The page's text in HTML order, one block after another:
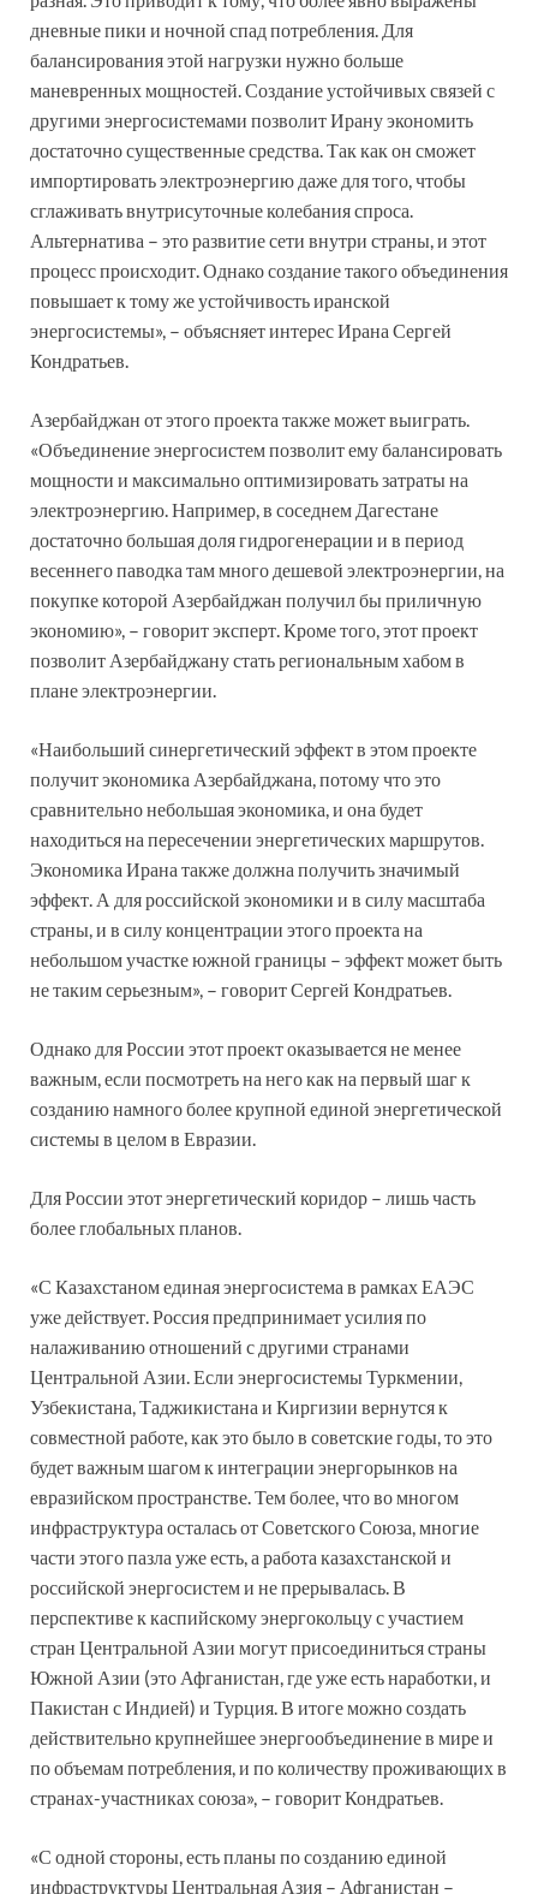
дневные пики и ночной спад потребления. Для
балансирования этой нагрузки нужно больше
маневренных мощностей. Создание устойчивых связей с
другими энергосистемами позволит Ирану экономить
достаточно существенные средства. Так как он сможет
импортировать электроэнергию даже для того, чтобы
сглаживать внутрисуточные колебания спроса.
Альтернатива – это развитие сети внутри страны, и этот
процесс происходит. Однако создание такого объединения
повышает к тому же устойчивость иранской
энергосистемы», – объясняет интерес Ирана Сергей
Кондратьев.
Азербайджан от этого проекта также может выиграть.
«Объединение энергосистем позволит ему балансировать
мощности и максимально оптимизировать затраты на
электроэнергию. Например, в соседнем Дагестане
достаточно большая доля гидрогенерации и в период
весеннего паводка там много дешевой электроэнергии, на
покупке которой Азербайджан получил бы приличную
экономию», – говорит эксперт. Кроме того, этот проект
позволит Азербайджану стать региональным хабом в
плане электроэнергии.
«Наибольший синергетический эффект в этом проекте
получит экономика Азербайджана, потому что это
сравнительно небольшая экономика, и она будет
находиться на пересечении энергетических маршрутов.
Экономика Ирана также должна получить значимый
эффект. А для российской экономики и в силу масштаба
страны, и в силу концентрации этого проекта на
небольшом участке южной границы – эффект может быть
не таким серьезным», – говорит Сергей Кондратьев.
Однако для России этот проект оказывается не менее
важным, если посмотреть на него как на первый шаг к
созданию намного более крупной единой энергетической
системы в целом в Евразии.
Для России этот энергетический коридор – лишь часть
более глобальных планов.
«С Казахстаном единая энергосистема в рамках ЕАЭС
уже действует. Россия предпринимает усилия по
налаживанию отношений с другими странами
Центральной Азии. Если энергосистемы Туркмении,
Узбекистана, Таджикистана и Киргизии вернутся к
совместной работе, как это было в советские годы, то это
будет важным шагом к интеграции энергорынков на
евразийском пространстве. Тем более, что во многом
инфраструктура осталась от Советского Союза, многие
части этого пазла уже есть, а работа казахстанской и
российской энергосистем и не прерывалась. В
перспективе к каспийскому энергокольцу с участием
стран Центральной Азии могут присоединиться страны
Южной Азии (это Афганистан, где уже есть наработки, и
Пакистан с Индией) и Турция. В итоге можно создать
действительно крупнейшее энергообъединение в мире и
по объемам потребления, и по количеству проживающих в
странах-участниках союза», – говорит Кондратьев.
«С одной стороны, есть планы по созданию единой
инфраструктуры Центральная Азия – Афганистан –